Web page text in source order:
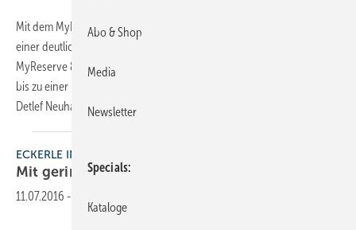
Mit dem MyReserve 800 zeigt SolarWatt ein Update des Speichers mit
einer deutlich höheren Eingangsspannung. „Das Speichersystem
MyReserve 800 ist optimiert für den Anschluss von 18 Solarmodulen
bis zu einer Leistung von insgesamt 5,4 kWp“, so Geschäftsführer
Detlef Neuhaus. „Dadurch steht
ECKERLE INDUSTRIE ELEKTRONIK
Mit geringemVerbrauch
11.07.2016 -
Abo & Shop
Media
Newsletter
Specials
Kataloge